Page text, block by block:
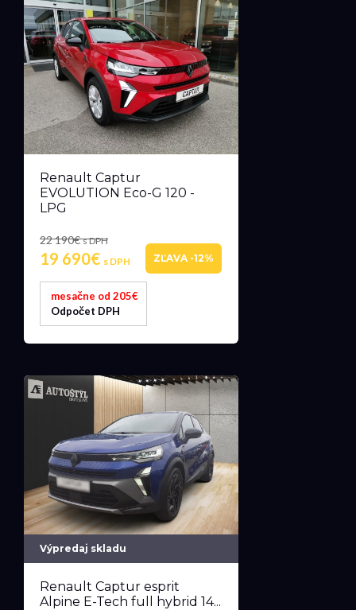
Renault Captur
EVOLUTION Eco-G 120 -
LPG
22 190€s DPH
19 690€ s DPH ZĽAVA -12%
mesačne od 205€
Odpočet DPH
Výpredaj skladu
Renault Captur esprit
Alpine E-Tech full hybrid 14...